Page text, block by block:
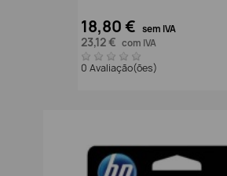
18,80 € sem IVA
23,12 € com IVA
0 Avaliação(ões)